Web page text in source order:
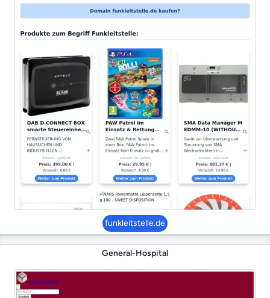
funkleitstelle.de
General-Hospital